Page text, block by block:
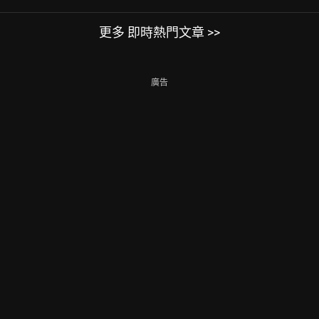
更多 即時熱門文章 >>
廣告